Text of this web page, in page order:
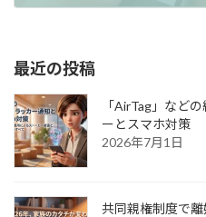
最近の投稿
「AirTag」など
ーとスマホ対策
2026年7月1日
共同親権制度で